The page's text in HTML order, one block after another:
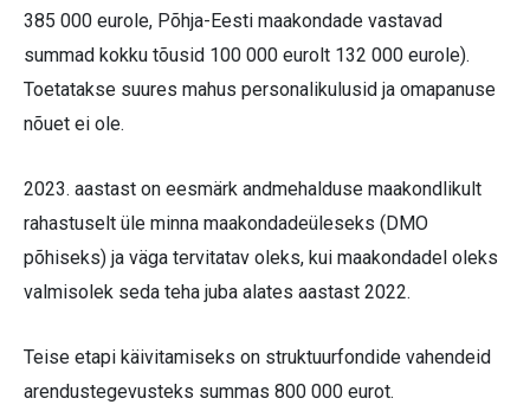
385 000 eurole, Põhja-Eesti maakondade vastavad
summad kokku tõusid 100 000 eurolt 132 000 eurole).
Toetatakse suures mahus personalikulusid ja omapanuse
nõuet ei ole.
2023. aastast on eesmärk andmehalduse maakondlikult
rahastuselt üle minna maakondadeüleseks (DMO
põhiseks) ja väga tervitatav oleks, kui maakondadel oleks
valmisolek seda teha juba alates aastast 2022.
Teise etapi käivitamiseks on struktuurfondide vahendeid
arendustegevusteks summas 800 000 eurot.